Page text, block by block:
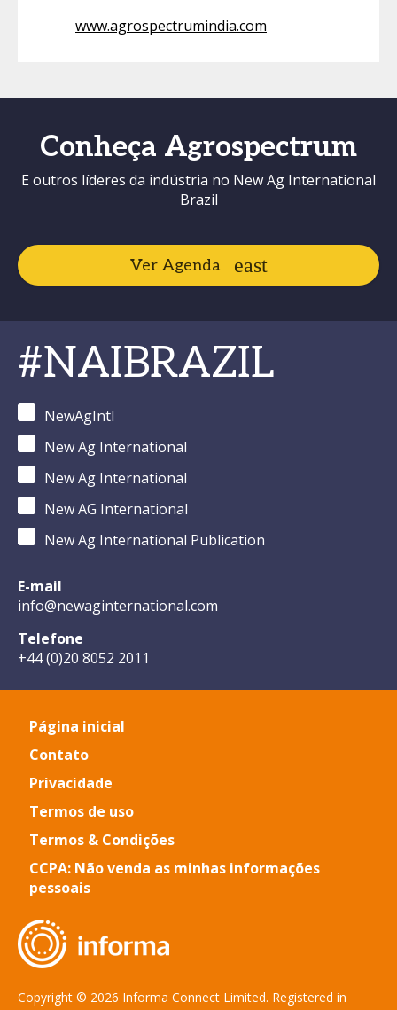
www.agrospectrumindia.com
Conheça Agrospectrum
E outros líderes da indústria no New Ag International
Brazil
Ver Agenda
#NAIBRAZIL
NewAgIntl
New Ag International
New Ag International
New AG International
New Ag International Publication
E-mail
info@newaginternational.com
Telefone
+44 (0)20 8052 2011
Página inicial
Contato
Privacidade
Termos de uso
Termos & Condições
CCPA: Não venda as minhas informações
pessoais
Copyright © 2026 Informa Connect Limited. Registered in